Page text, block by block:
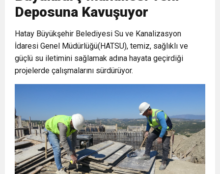
Cumhuriyet, Türk Milletinin Özgürlük
6:19 HBB BAŞKANI ÖNTÜRK’ÜN
CUMHURİYET BAYRAMI MESAJI
17:36 KURUMLAR VERGİSİ ERTELENDİ
21:40 CEYLANDERE’DE BAŞKAN EMRAH
KARAÇAY’A SEVGİ SELİ
18:22 BAŞKAN SAMİ ÜSTÜN’DEN
GÖNÜLLERE DOKUNAN ZİYARET
Deposuna Kavuşuyor
Hatay Büyükşehir Belediyesi Su ve Kanalizasyon
İdaresi Genel Müdürlüğü(HATSU), temiz, sağlıklı ve
güçlü su iletimini sağlamak adına hayata geçirdiği
projelerde çalışmalarını sürdürüyor.